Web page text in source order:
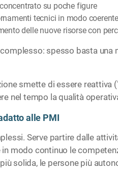
su poche figure
tecnici in modo
delle nuove risorse con
spesso basta una
smette di essere reattiva
nel tempo la qualità
alle PMI
Serve partire dalle
in modo continuo le
solida, le persone più